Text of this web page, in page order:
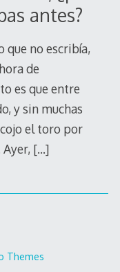
antes?
que no escribía,
de
es que entre
y sin muchas
el toro por
[…]
Themes